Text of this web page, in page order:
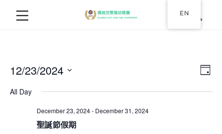
Day
12/23/2024
date.
All Day
December 23, 2024- December 31, 2024
聖誕節假期
EN